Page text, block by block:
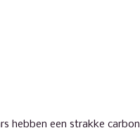
hebben een strakke carbon